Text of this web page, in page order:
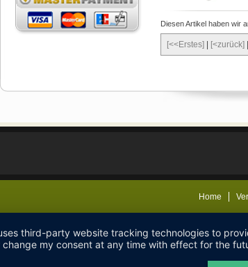
Diesen Artikel haben wir
[<<Erstes] [<zurück]
Home
third-party website tracking technologies to
change my consent at any time with effect for the